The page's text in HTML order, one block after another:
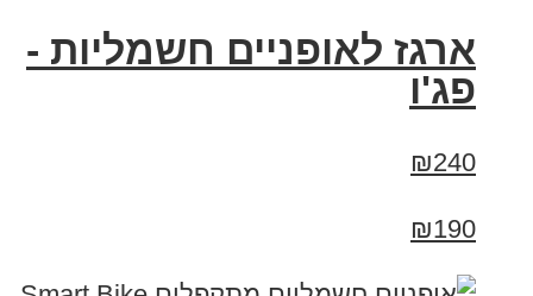
ארגז לאופניים חשמליות -
פג'ו
₪240
₪190